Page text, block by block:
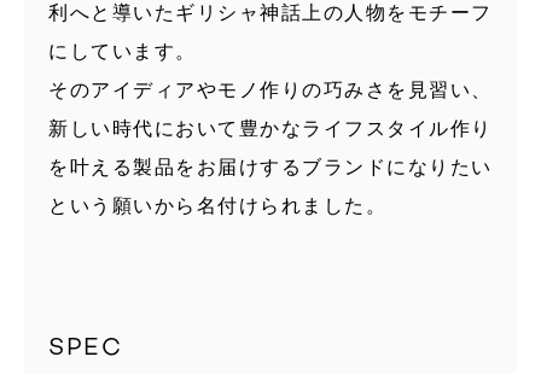
利へと導いたギリシャ神話上の人物をモチーフ
にしています。
そのアイディアやモノ作りの巧みさを見習い、
新しい時代において豊かなライフスタイル作り
を叶える製品をお届けするブランドになりたい
という願いから名付けられました。
SPEC